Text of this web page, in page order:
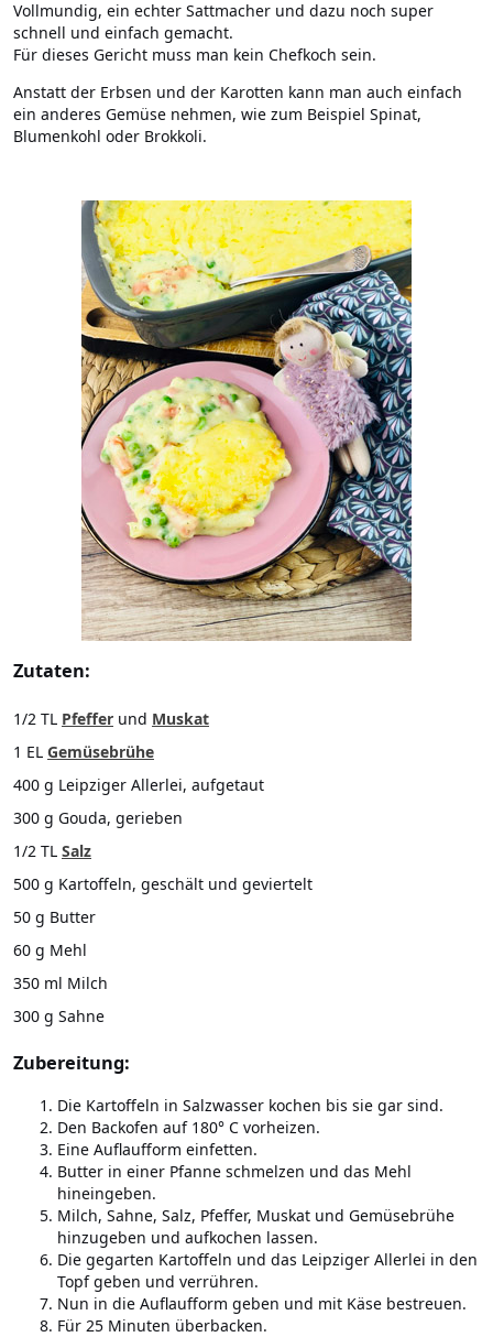
Vollmundig, ein echter Sattmacher und dazu noch super
schnell und einfach gemacht.
Für dieses Gericht muss man kein Chefkoch sein.
Anstatt der Erbsen und der Karotten kann man auch einfach
ein anderes Gemüse nehmen, wie zum Beispiel Spinat,
Blumenkohl oder Brokkoli.
Zutaten:
1/2 TL Pfeffer und Muskat
1 EL Gemüsebrühe
400 g Leipziger Allerlei, aufgetaut
300 g Gouda, gerieben
1/2 TL Salz
500 g Kartoffeln, geschält und geviertelt
50 g Butter
60 g Mehl
350 ml Milch
300 g Sahne
Zubereitung:
Die Kartoffeln in Salzwasser kochen bis sie gar sind.
Den Backofen auf 180° C vorheizen.
Eine Auflaufform einfetten.
Butter in einer Pfanne schmelzen und das Mehl
hineingeben.
Milch, Sahne, Salz, Pfeffer, Muskat und Gemüsebrühe
hinzugeben und aufkochen lassen.
Die gegarten Kartoffeln und das Leipziger Allerlei in den
Topf geben und verrühren.
Nun in die Auflaufform geben und mit Käse bestreuen.
Für 25 Minuten überbacken.